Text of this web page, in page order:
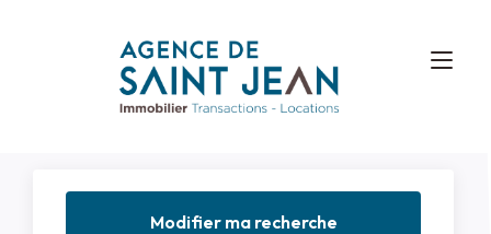
Modifier ma recherche